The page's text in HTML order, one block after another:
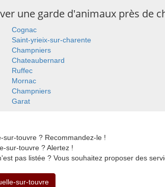
une garde d'animaux près de
Cognac
Saint-yrieix-sur-charente
Champniers
Chateaubernard
Ruffec
Mornac
Champniers
Garat
sur-touvre ? Recommandez-le !
sur-touvre ? Alertez !
pas listée ? Vous souhaitez proposer des
sur-touvre